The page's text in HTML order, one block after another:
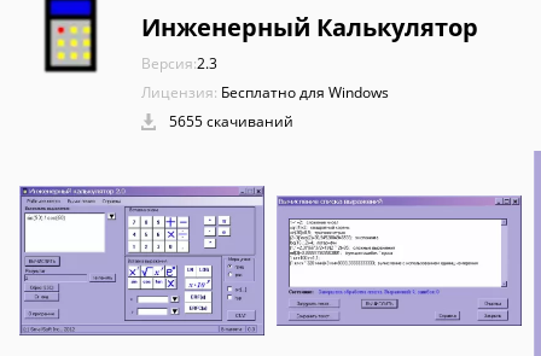
Инженерный Калькулятор
Версия:2.3
Лицензия: Бесплатно для Windows
5655 скачиваний